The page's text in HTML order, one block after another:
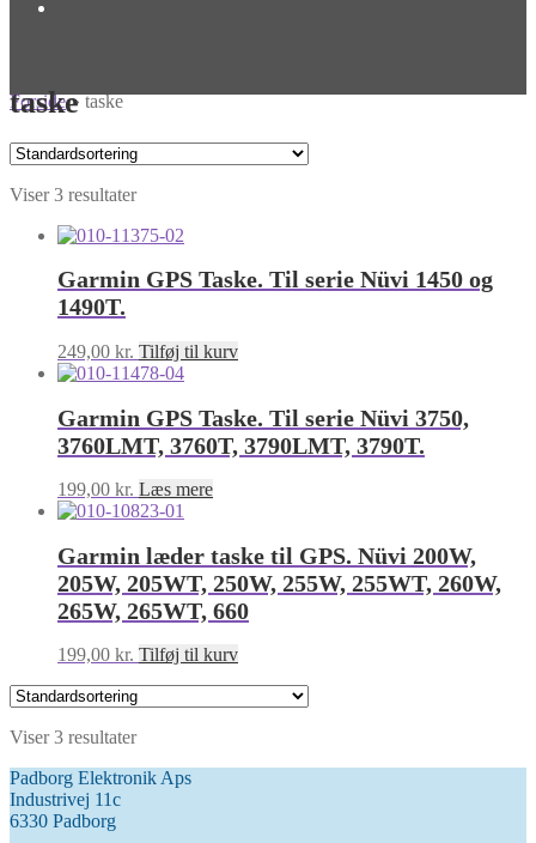
Forside»taske
taske
Viser 3 resultater
Garmin GPS Taske. Til serie Nüvi 1450 og
1490T.
249,00 kr. Tilføj til kurv
Garmin GPS Taske. Til serie Nüvi 3750,
3760LMT, 3760T, 3790LMT, 3790T.
199,00 kr. Læs mere
Garmin læder taske til GPS. Nüvi 200W,
205W, 205WT, 250W, 255W, 255WT, 260W,
265W, 265WT, 660
199,00 kr. Tilføj til kurv
Viser 3 resultater
Padborg Elektronik Aps
Industrivej 11c
6330 Padborg